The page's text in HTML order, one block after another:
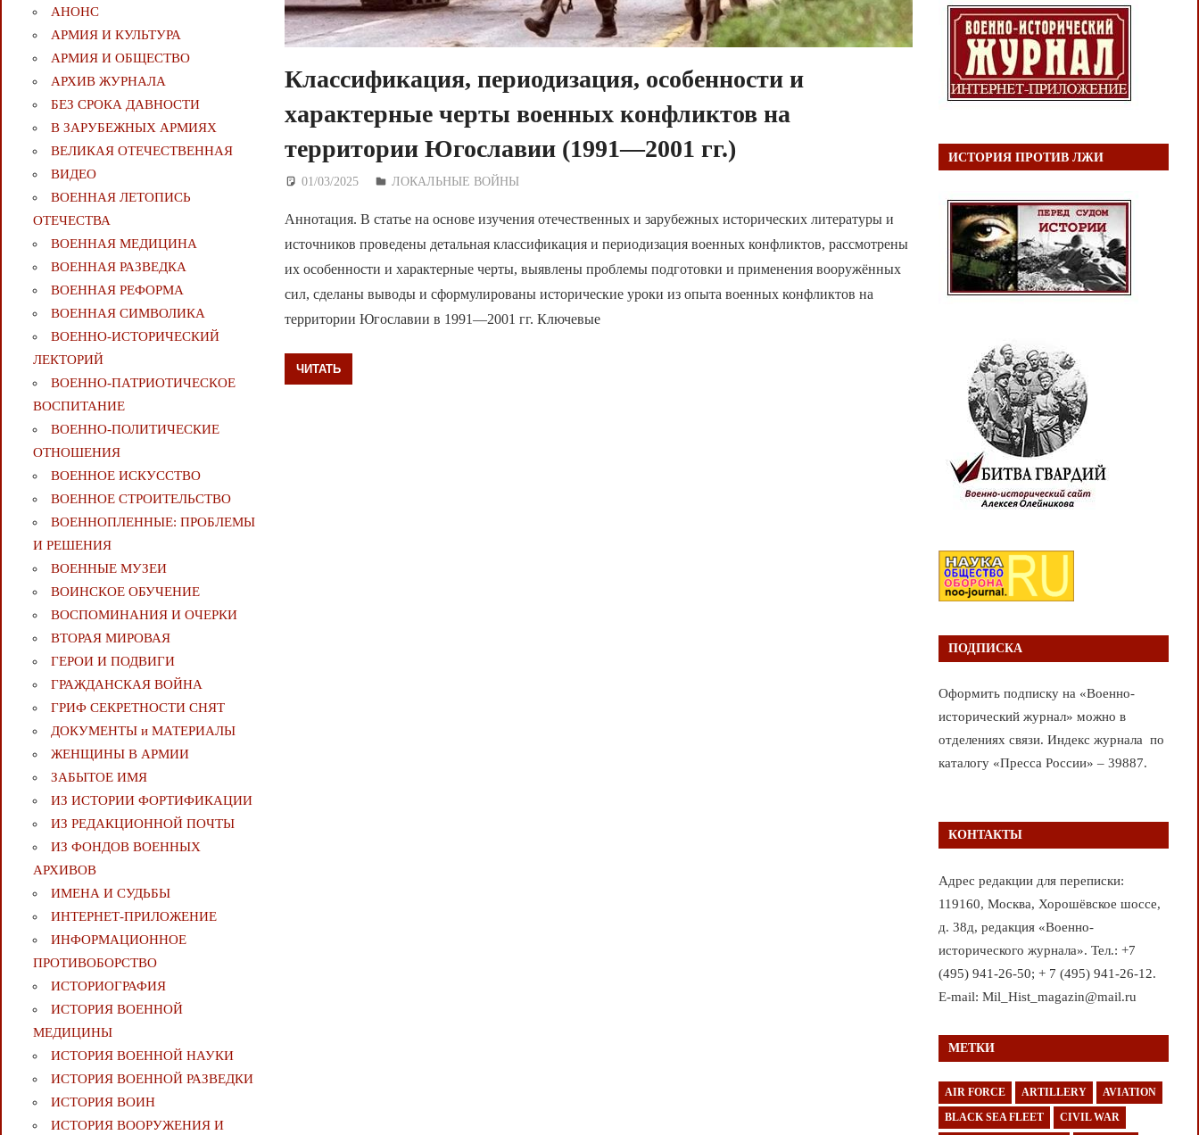
Классификация, периодизация, особенности и
характерные черты военных конфликтов на
территории Югославии (1991—2001 гг.)
01/03/2025 Дежурный по Редакции
ЛОКАЛЬНЫЕ ВОЙНЫ
Аннотация. В статье на основе изучения отечественных и зарубежных исторических литературы и
источников проведены детальная классификация и периодизация военных конфликтов, рассмотрены
их особенности и характерные черты, выявлены проблемы подготовки и применения вооружённых
сил, сделаны выводы и сформулированы исторические уроки из опыта военных конфликтов на
территории Югославии в 1991—2001 гг. Ключевые
ЧИТАТЬ
АНОНС
АРМИЯ И КУЛЬТУРА
АРМИЯ И ОБЩЕСТВО
АРХИВ ЖУРНАЛА
БЕЗ СРОКА ДАВНОСТИ
В ЗАРУБЕЖНЫХ АРМИЯХ
ВЕЛИКАЯ ОТЕЧЕСТВЕННАЯ
ВИДЕО
ВОЕННАЯ ЛЕТОПИСЬ
ОТЕЧЕСТВА
ВОЕННАЯ МЕДИЦИНА
ВОЕННАЯ РАЗВЕДКА
ВОЕННАЯ РЕФОРМА
ВОЕННАЯ СИМВОЛИКА
ВОЕННО-ИСТОРИЧЕСКИЙ
ЛЕКТОРИЙ
ВОЕННО-ПАТРИОТИЧЕСКОЕ
ВОСПИТАНИЕ
ВОЕННО-ПОЛИТИЧЕСКИE
ОТНОШЕНИЯ
ВОЕННОЕ ИСКУССТВО
ВОЕННОЕ СТРОИТЕЛЬСТВО
ВОЕННОПЛЕННЫЕ: ПРОБЛЕМЫ
И РЕШЕНИЯ
ВОЕННЫЕ МУЗЕИ
ВОИНСКОЕ ОБУЧЕНИЕ
ВОСПОМИНАНИЯ И ОЧЕРКИ
ВТОРАЯ МИРОВАЯ
ГЕРОИ И ПОДВИГИ
ГРАЖДАНСКАЯ ВОЙНА
ГРИФ СЕКРЕТНОСТИ СНЯТ
ДОКУМЕНТЫ и МАТЕРИАЛЫ
ЖЕНЩИНЫ В АРМИИ
ЗАБЫТОЕ ИМЯ
ИЗ ИСТОРИИ ФОРТИФИКАЦИИ
ИЗ РЕДАКЦИОННОЙ ПОЧТЫ
ИЗ ФОНДОВ ВОЕННЫХ
АРХИВОВ
ИМЕНА И СУДЬБЫ
ИНТЕРНЕТ-ПРИЛОЖЕНИЕ
ИНФОРМАЦИОННОЕ
ПРОТИВОБОРСТВО
ИСТОРИОГРАФИЯ
ИСТОРИЯ ВОЕННОЙ
МЕДИЦИНЫ
ИСТОРИЯ ВОЕННОЙ НАУКИ
ИСТОРИЯ ВОЕННОЙ РАЗВЕДКИ
ИСТОРИЯ ВОИН
ИСТОРИЯ ВООРУЖЕНИЯ И
ИСТОРИЯ ПРОТИВ ЛЖИ
ПОДПИСКА
Оформить подписку на «Военно-
исторический журнал» можно в
отделениях связи. Индекс журнала по
каталогу «Пресса России» – 39887.
КОНТАКТЫ
Адрес редакции для переписки:
119160, Москва, Хорошёвское шоссе,
д. 38д, редакция «Военно-
исторического журнала». Тел.: +7
(495) 941-26-50; + 7 (495) 941-26-12.
E-mail: Mil_Hist_magazin@mail.ru
МЕТКИ
AIR FORCE ARTILLERY AVIATION
BLACK SEA FLEET CIVIL WAR